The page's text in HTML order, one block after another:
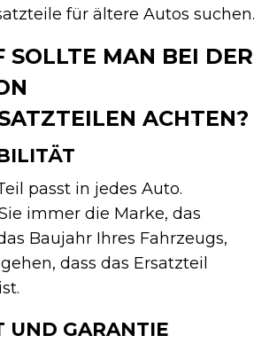
für ältere Autos suchen.
SOLLTE MAN BEI DER
ACHTEN?
passt in jedes Auto.
immer die Marke, das
Baujahr Ihres Fahrzeugs,
dass das Ersatzteil
UND GARANTIE